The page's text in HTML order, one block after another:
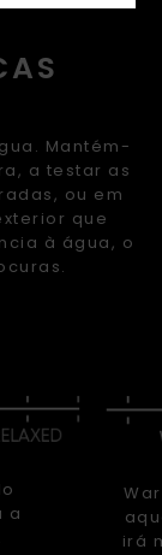
Mantém-
a testar as
ou em
que
à água, o
a
irá